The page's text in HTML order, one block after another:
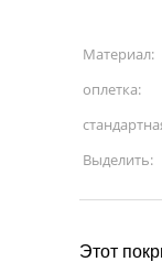
Материал:
оплетка:
Выделить:
Этот